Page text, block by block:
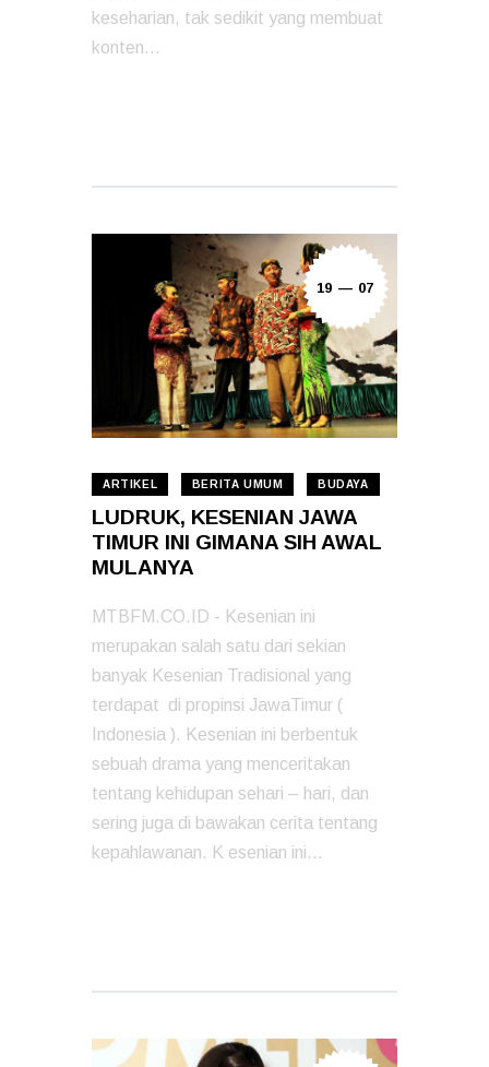
keseharian, tak sedikit yang membuat
konten…
19 — 07
ARTIKEL BERITA UMUM BUDAYA
LUDRUK, KESENIAN JAWA
TIMUR INI GIMANA SIH AWAL
MULANYA
MTBFM.CO.ID - Kesenian ini
merupakan salah satu dari sekian
banyak Kesenian Tradisional yang
terdapat di propinsi JawaTimur (
Indonesia ). Kesenian ini berbentuk
sebuah drama yang menceritakan
tentang kehidupan sehari – hari, dan
sering juga di bawakan cerita tentang
kepahlawanan. K esenian ini…